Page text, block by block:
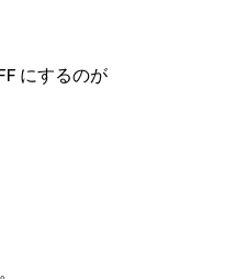
にするのが